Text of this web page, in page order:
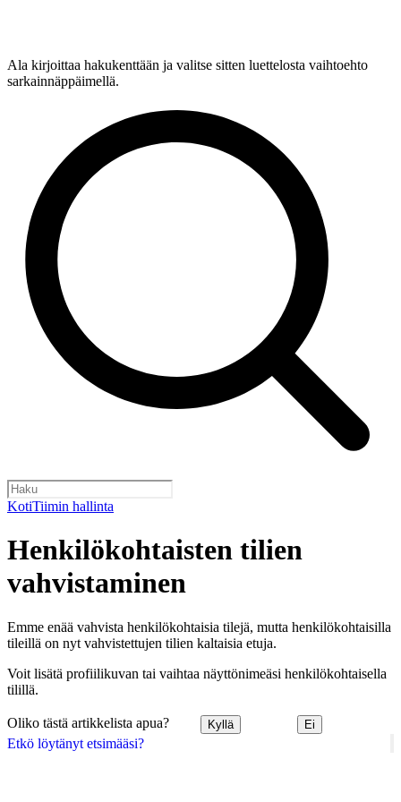
Ala kirjoittaa hakukenttään ja valitse sitten luettelosta vaihtoehto
sarkainnäppäimellä.
KotiTiimin hallinta
Etkö löytänyt etsimääsi?
Henkilökohtaisten tilien
vahvistaminen
Emme enää vahvista henkilökohtaisia tilejä, mutta henkilökohtaisilla
tileillä on nyt vahvistettujen tilien kaltaisia etuja.
Voit lisätä profiilikuvan tai vaihtaa näyttönimeäsi henkilökohtaisella
tilillä.
Oliko tästä artikkelista apua? Kyllä Ei